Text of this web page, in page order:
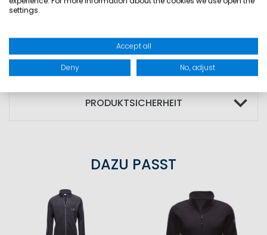
Membran: 100% Polyurethan; Futter: 100%
PRODUKTSICHERHEIT
DAZU PASST
settings.
Accept all
Deny No, adjust